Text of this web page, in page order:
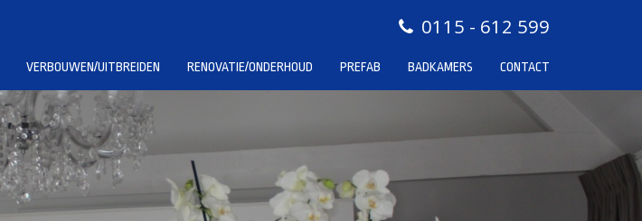
0115 - 612 599
VERBOUWEN/UITBREIDEN RENOVATIE/ONDERHOUD PREFAB BADKAMERS CONTACT